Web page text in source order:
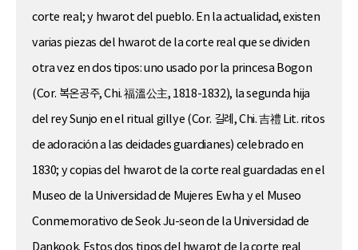
corte real; y hwarot del pueblo. En la actualidad, existen
varias piezas del hwarot de la corte real que se dividen
otra vez en dos tipos: uno usado por la princesa Bogon
(Cor. 복온공주, Chi. 福溫公主, 1818-1832), la segunda hija
del rey Sunjo en el ritual gillye (Cor. 길례, Chi. 吉禮 Lit. ritos
de adoración a las deidades guardianes) celebrado en
1830; y copias del hwarot de la corte real guardadas en el
Museo de la Universidad de Mujeres Ewha y el Museo
Conmemorativo de Seok Ju-seon de la Universidad de
Dankook. Estos dos tipos del hwarot de la corte real